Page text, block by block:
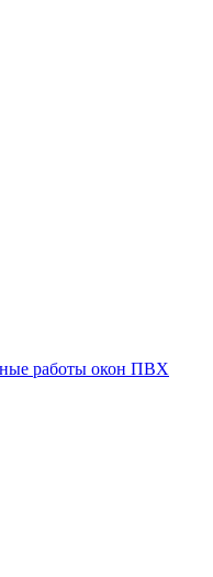
работы окон ПВХ